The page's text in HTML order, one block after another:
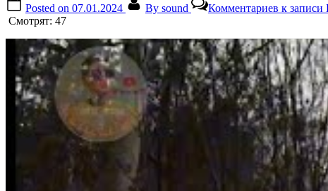
Posted on 07.01.2024 By sound Комментариев к
Смотрят: 47